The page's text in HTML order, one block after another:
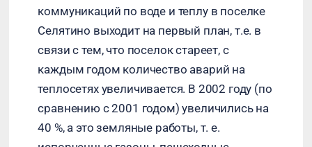
коммуникаций по воде и теплу в поселке
Селятино выходит на первый план, т.е. в
связи с тем, что поселок стареет, с
каждым годом количество аварий на
теплосетях увеличивается. В 2002 году (по
сравнению с 2001 годом) увеличились на
40 %, а это земляные работы, т. е.